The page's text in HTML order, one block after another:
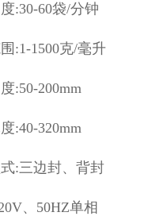
:30-60袋/分钟
:1-1500克/毫升
:50-200mm
:40-320mm
:三边封、背封
、50HZ单相